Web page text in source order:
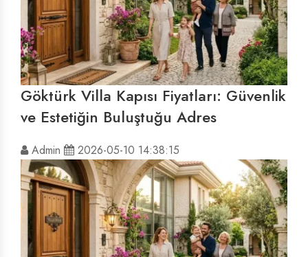
Göktürk Villa Kapısı Fiyatları: Güvenlik
ve Estetiğin Buluştuğu Adres
Admin 2026-05-10 14:38:15